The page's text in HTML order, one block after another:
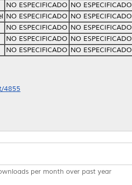
NO ESPECIFICADO NO ESPECIFICADO
NO ESPECIFICADO NO ESPECIFICADO
NO ESPECIFICADO NO ESPECIFICADO
NO ESPECIFICADO NO ESPECIFICADO
NO ESPECIFICADO NO ESPECIFICADO
4855
per month over past year